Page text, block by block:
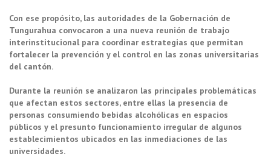
Con ese propósito, las autoridades de la Gobernación de
Tungurahua convocaron a una nueva reunión de trabajo
interinstitucional para coordinar estrategias que permitan
fortalecer la prevención y el control en las zonas universitarias
del cantón.
Durante la reunión se analizaron las principales problemáticas
que afectan estos sectores, entre ellas la presencia de
personas consumiendo bebidas alcohólicas en espacios
públicos y el presunto funcionamiento irregular de algunos
establecimientos ubicados en las inmediaciones de las
universidades.